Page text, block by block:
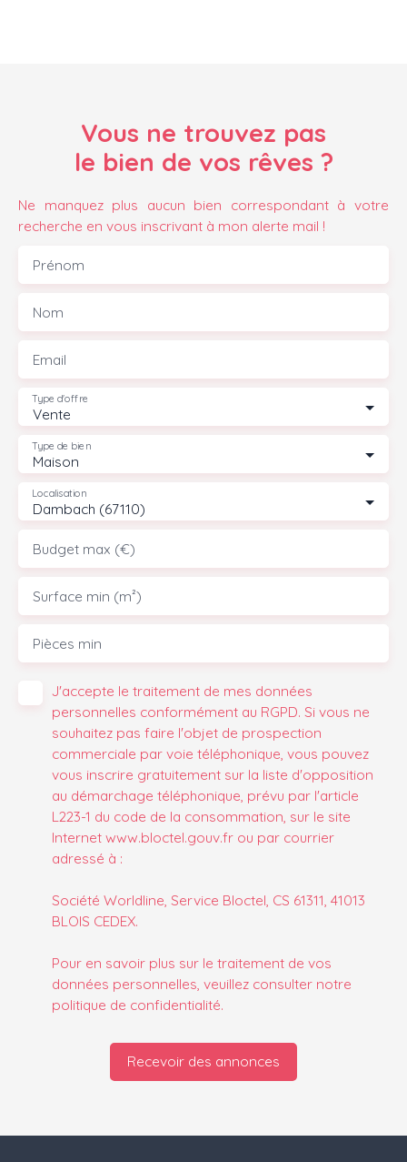
Vous ne trouvez pas
le bien de vos rêves ?
Ne manquez plus aucun bien correspondant à votre
recherche en vous inscrivant à mon alerte mail !
Prénom
Nom
Email
Vente
Type d'offre
Maison
Type de bien
Dambach (67110)
Localisation
Budget max (€)
Surface min (m²)
Pièces min
J'accepte le traitement de mes données
personnelles conformément au RGPD. Si vous ne
souhaitez pas faire l'objet de prospection
commerciale par voie téléphonique, vous pouvez
vous inscrire gratuitement sur la liste d'opposition
au démarchage téléphonique, prévu par l'article
L223-1 du code de la consommation, sur le site
Internet www.bloctel.gouv.fr ou par courrier
adressé à :
Société Worldline, Service Bloctel, CS 61311, 41013
BLOIS CEDEX.
Pour en savoir plus sur le traitement de vos
données personnelles, veuillez consulter notre
politique de confidentialité.
Recevoir des annonces